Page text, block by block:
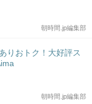
朝時間.jp編集部
りおトク！大好評ス
朝時間.jp編集部